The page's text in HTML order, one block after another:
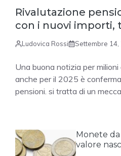
Rivalutazione
con i nuovi
Ludovica Rossi Settembre 14,
Una buona notizia per
anche per il 2025 è
pensioni. si tratta di un
Monete
valore